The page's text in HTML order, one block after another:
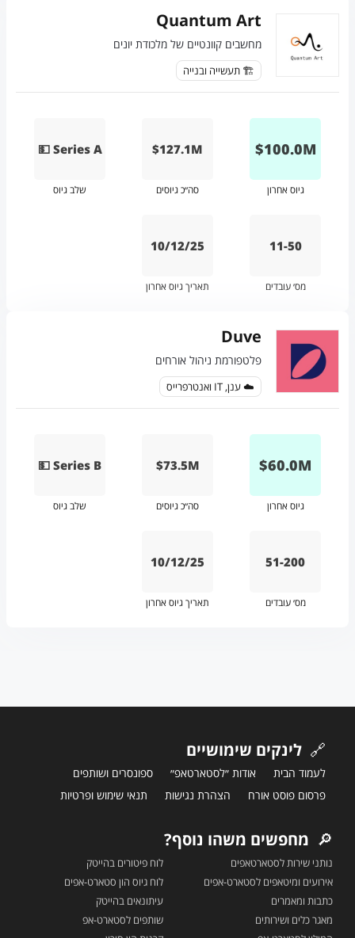
Quantum Art
מחשבים קוונטיים של מלכודת יונים
🏗️ תעשייה ובנייה
M
100.0
$
גיוס אחרון
$127.1M
סה״כ גיוסים
💵 Series A
שלב גיוס
11-50
מס׳ עובדים
10/12/25
תאריך גיוס אחרון
Duve
פלטפורמת ניהול אורחים
☁️ ענן, IT ואנטרפרייס
M
60.0
$
גיוס אחרון
$73.5M
סה״כ גיוסים
💵 Series B
שלב גיוס
51-200
מס׳ עובדים
10/12/25
תאריך גיוס אחרון
🔗 לינקים שימושיים
לעמוד הבית אודות ״לסטארטאפ״
ספונסרים ושותפים
פרסום פוסט אורח
הצהרת נגישות תנאי שימוש ופרטיות
🔎 מחפשים משהו נוסף?
נותני שירות לסטארטאפים
אירועים ומיטאפים לסטארט-אפים
כתבות ומאמרים
מאגר כלים ושירותים
לוח פיטורים בהייטק
לוח גיוס הון סטארט-אפים
עיתונאים בהייטק
שותפים לסטארט-אפ